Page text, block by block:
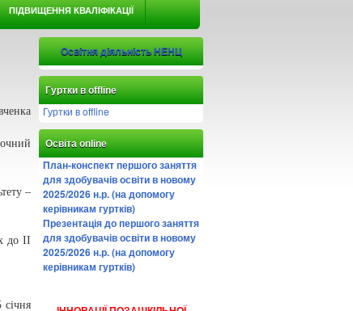
ПІДВИЩЕННЯ КВАЛІФІКАЦІЇ
–
до ІІ
Освітня діяльність НЕНЦ
Гуртки в offline
Гуртки в offline
Освіта online
План-конспект першого заняття
для здобувачів освіти в новому
2025/2026 н.р. (на допомогу
керівникам гуртків)
Презентація до першого заняття
для здобувачів освіти в новому
2025/2026 н.р. (на допомогу
керівникам гуртків)